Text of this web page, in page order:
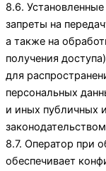
8.6.
запреты на
а также на
получения
для
персональных
и иных публичных
8.7. Оператор при
обеспечивает